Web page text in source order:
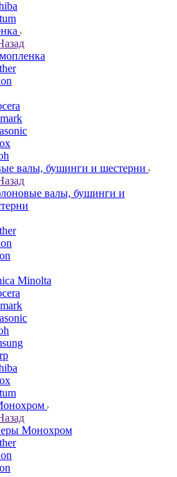
валы, бушинги и шестерни
валы, бушинги и
Minolta
Монохром